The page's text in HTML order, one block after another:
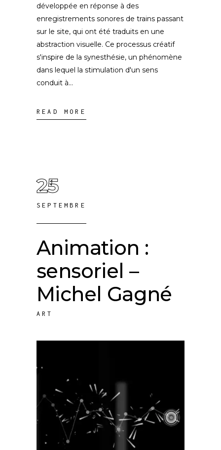
développée en réponse à des
enregistrements sonores de trains passant
sur le site, qui ont été traduits en une
abstraction visuelle. Ce processus créatif
s'inspire de la synesthésie, un phénomène
dans lequel la stimulation d'un sens
conduit à
READ MORE
25
SEPTEMBRE
Animation :
sensoriel –
Michel Gagné
ART